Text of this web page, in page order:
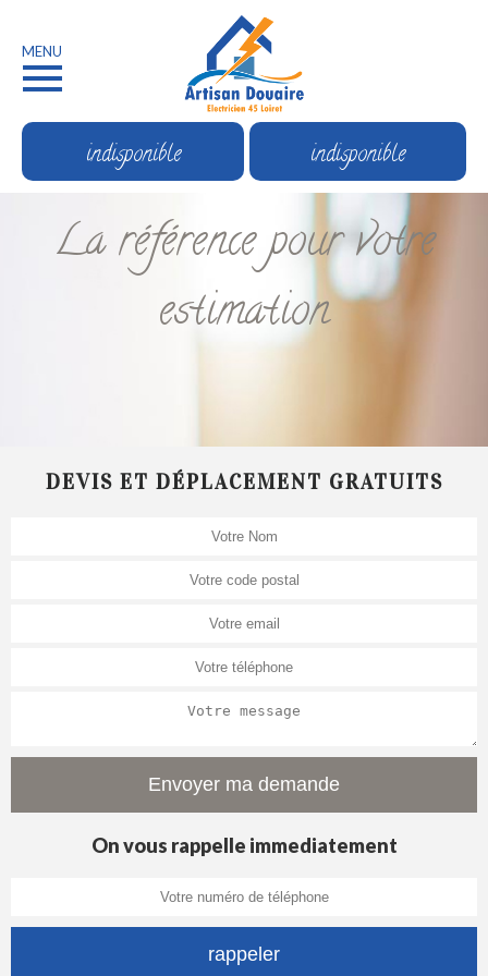
MENU
indisponible indisponible
La référence pour votre
estimation
DEVIS ET DÉPLACEMENT GRATUITS
On vous rappelle immediatement